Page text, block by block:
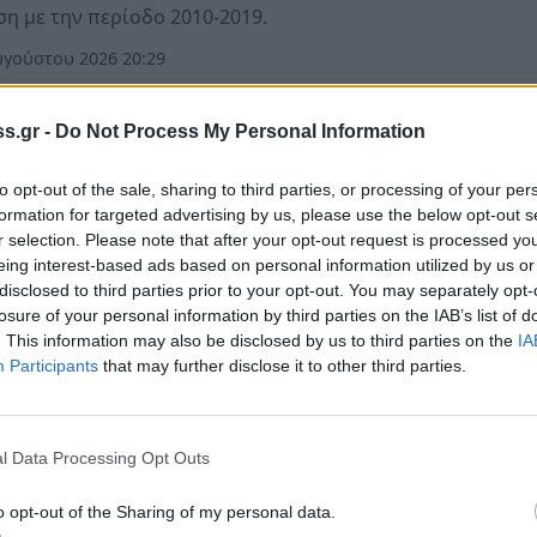
- Do Not Process My Personal Information
opt-out of the sale, sharing to third parties, or processing of your
for targeted advertising by us, please use the below opt-out
selection. Please note that after your opt-out request is processed
interest-based ads based on personal information utilized by us
to third parties prior to your opt-out. You may separately
of your personal information by third parties on the IAB’s list of
This information may also be disclosed by us to third parties on the
Participants that may further disclose it to other third parties.
Data Processing Opt Outs
opt-out of the Sharing of my personal data.
με την περίοδο 2010-2019.
2026 20:29
τη Δευτέρα 3 Αυγούστου στην
πρόγνωση για Σπάρτη, Τρίπολη, Καλαμάτα, Ναύπλιο,
Πάτρα και Πύργο
2026 20:24
Πελοποννήσου στον
Πρύτανη για κρίσιμα θέματα
πρόγραμμα αναμένεται από την Περιφέρεια